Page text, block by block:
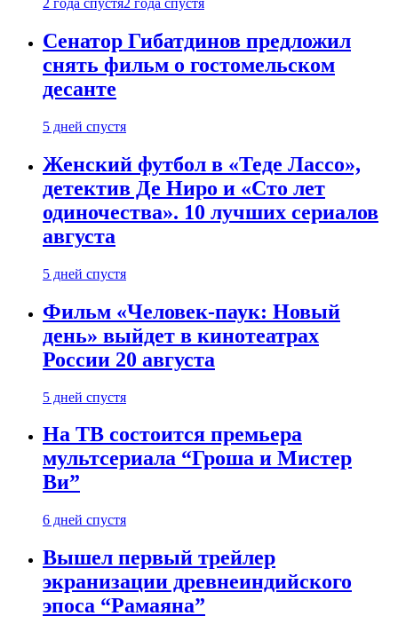
2 года спустя2 года спустя
Сенатор Гибатдинов предложил
снять фильм о гостомельском
десанте
5 дней спустя
Женский футбол в «Теде Лассо»,
детектив Де Ниро и «Сто лет
одиночества». 10 лучших сериалов
августа
5 дней спустя
Фильм «Человек-паук: Новый
день» выйдет в кинотеатрах
России 20 августа
5 дней спустя
На ТВ состоится премьера
мультсериала “Гроша и Мистер
Ви”
6 дней спустя
Вышел первый трейлер
экранизации древнеиндийского
эпоса “Рамаяна”